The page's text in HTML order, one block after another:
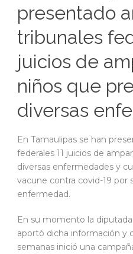
presentado
tribunales
juicios de
niños que
diversas
En Tamaulipas se han
federales 11 juicios de
diversas enfermedades y
vacune contra covid-19 por
enfermedad.
En su momento la
aportó dicha información y
semanas inició una